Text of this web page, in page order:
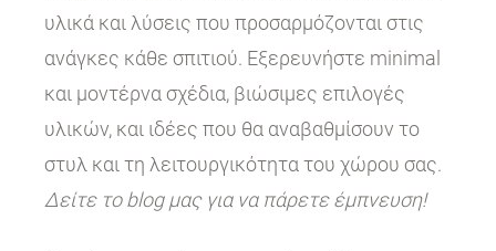
υλικά και λύσεις που προσαρμόζονται στις
ανάγκες κάθε σπιτιού. Εξερευνήστε minimal
και μοντέρνα σχέδια, βιώσιμες επιλογές
υλικών, και ιδέες που θα αναβαθμίσουν το
στυλ και τη λειτουργικότητα του χώρου σας.
Δείτε το blog μας για να πάρετε έμπνευση!